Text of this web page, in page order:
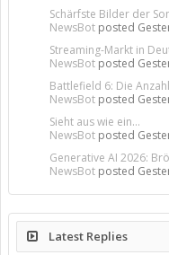
Schärfste Bilder der
NewsBot posted
Streaming-Markt in
NewsBot posted
Battlefield 6: Die
NewsBot posted
Sieht aus wie ein...
NewsBot posted
Generative AI 2026:
NewsBot posted
Latest Replies